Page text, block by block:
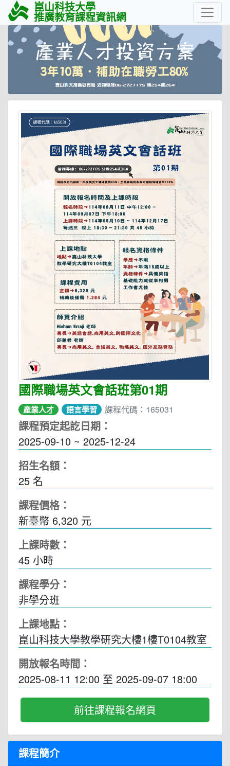
崑山科技大學
推廣教育課程資訊網
國際職場英文會話班第01期
產業人才 語言學習 課程代碼：165031
課程預定起訖日期：
2025-09-10 ~ 2025-12-24
招生名額：
25 名
課程價格：
新臺幣 6,320 元
上課時數：
45 小時
課程學分：
非學分班
上課地點：
崑山科技大學教學研究大樓1樓T0104教室
開放報名時間：
2025-08-11 12:00 至 2025-09-07 18:00
前往課程報名網頁
課程簡介